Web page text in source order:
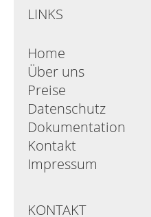
LINKS
Home
Über uns
Preise
Datenschutz
Dokumentation
Kontakt
Impressum
KONTAKT